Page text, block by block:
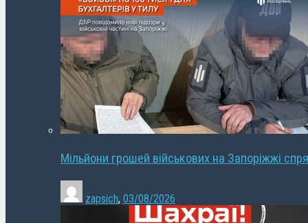
Мільйони грошей військових на Запоріжжі
zapsich, 03/08/2026